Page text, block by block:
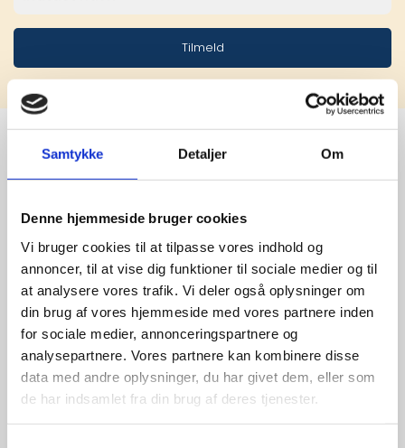
Samtykke Detaljer Om
Denne hjemmeside bruger cookies
Vi bruger cookies til at tilpasse vores indhold og
annoncer, til at vise dig funktioner til sociale medier og til
at analysere vores trafik. Vi deler også oplysninger om
din brug af vores hjemmeside med vores partnere inden
for sociale medier, annonceringspartnere og
analysepartnere. Vores partnere kan kombinere disse
data med andre oplysninger, du har givet dem, eller som
de har indsamlet fra din brug af deres tjenester.
Tilmeld
Stærke
leverandører
giver større
udvalg
For at sikre høj kvalitet og stor
leveringssikkerhed samarbejder vi
med de største og mest
anerkendte leverandører inden for
promotion.